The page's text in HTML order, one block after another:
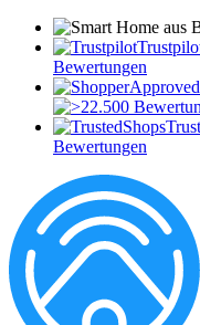
Bewertungen
Bewertungen